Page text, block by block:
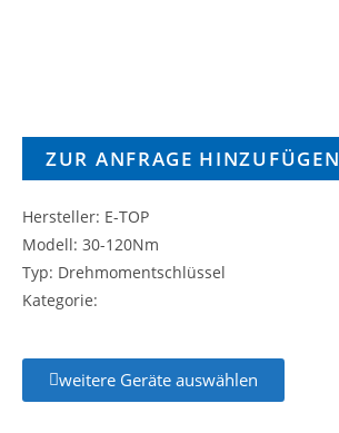
ZUR ANFRAGE HINZUFÜGEN
Hersteller: E-TOP
Modell: 30-120Nm
Typ: Drehmomentschlüssel
Kategorie:
weitere Geräte auswählen